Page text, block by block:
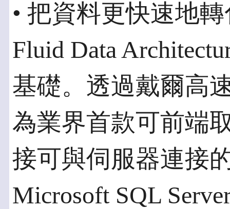
• 把資料更快速地
Fluid Data
基礎。透過戴爾高
為業界首款可前端
接可與伺服器連接
Microsoft SQL